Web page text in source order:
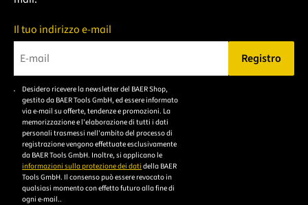
Il tuo indirizzo e-mail
Bitte geben Sie eine gültige E-Mail-Adresse ein.
Registro
Desidero ricevere la newsletter del BAER Shop,
gestito da BAER Tools GmbH, ed essere informato
via e-mail su offerte, tendenze e promozioni. La
memorizzazione e l'elaborazione di tutti i dati
personali trasmessi nell'ambito del processo di
registrazione vengono effettuate esclusivamente
da BAER Tools GmbH. Inoltre, si applicano le
informazioni sulla protezione dei dati della BAER
Tools GmbH. Il consenso può essere revocato in
qualsiasi momento con effetto futuro alla fine di
ogni e-mail..